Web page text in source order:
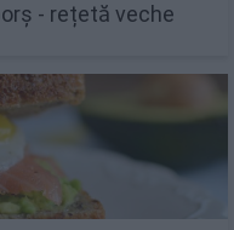
- rețetă veche